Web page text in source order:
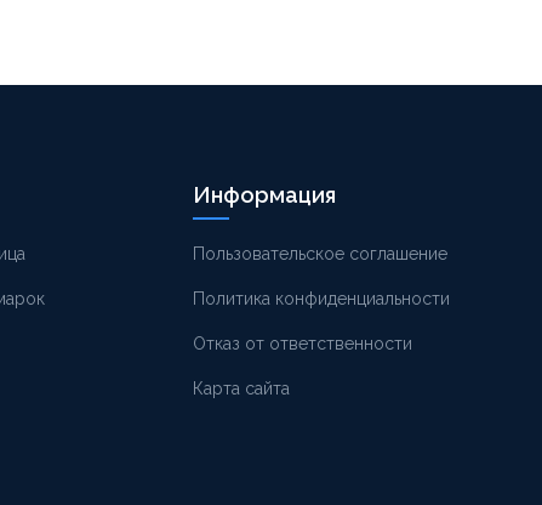
Информация
Пользовательское соглашение
Политика конфиденциальности
Отказ от ответственности
Карта сайта